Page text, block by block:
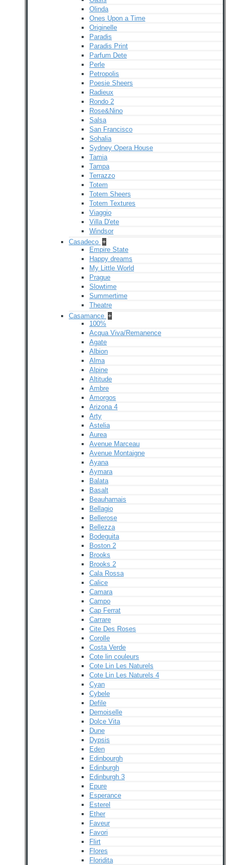
Olinda
Ones Upon a Time
Originelle
Paradis
Paradis Print
Parfum Dete
Perle
Petropolis
Poesie Sheers
Radieux
Rondo 2
Rose&Nino
Salsa
San Francisco
Sohalia
Sydney Opera House
Tamia
Tampa
Terrazzo
Totem
Totem Sheers
Totem Textures
Viaggio
Villa D'ete
Windsor
Casadeco +
Empire State
Happy dreams
My Little World
Prague
Slowtime
Summertime
Theatre
Casamance +
100%
Acqua Viva/Remanence
Agate
Albion
Alma
Alpine
Altitude
Ambre
Amorgos
Arizona 4
Arty
Astelia
Aurea
Avenue Marceau
Avenue Montaigne
Ayana
Aymara
Balata
Basalt
Beauharnais
Bellagio
Bellerose
Bellezza
Bodeguita
Boston 2
Brooks
Brooks 2
Cala Rossa
Calice
Camara
Campo
Cap Ferrat
Carrare
Cite Des Roses
Corolle
Costa Verde
Cote lin couleurs
Cote Lin Les Naturels
Cote Lin Les Naturels 4
Cyan
Cybele
Defile
Demoiselle
Dolce Vita
Dune
Dypsis
Eden
Edinbourgh
Edinburgh
Edinburgh 3
Epure
Esperance
Esterel
Ether
Faveur
Favori
Flirt
Flores
Floridita